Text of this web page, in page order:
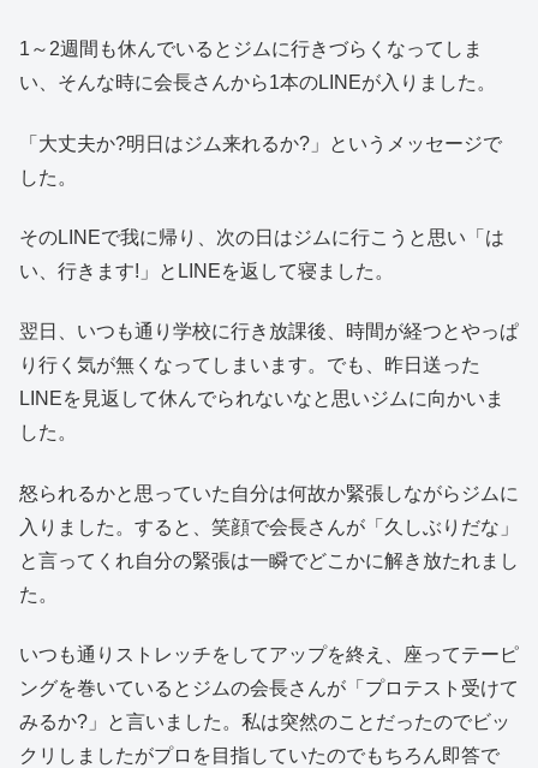
1～2週間も休んでいるとジムに行きづらくなってしま
い、そんな時に会長さんから1本のLINEが入りました。
「大丈夫か?明日はジム来れるか?」というメッセージで
した。
そのLINEで我に帰り、次の日はジムに行こうと思い「は
い、行きます!」とLINEを返して寝ました。
翌日、いつも通り学校に行き放課後、時間が経つとやっぱ
り行く気が無くなってしまいます。でも、昨日送った
LINEを見返して休んでられないなと思いジムに向かいま
した。
怒られるかと思っていた自分は何故か緊張しながらジムに
入りました。すると、笑顔で会長さんが「久しぶりだな」
と言ってくれ自分の緊張は一瞬でどこかに解き放たれまし
た。
いつも通りストレッチをしてアップを終え、座ってテーピ
ングを巻いているとジムの会長さんが「プロテスト受けて
みるか?」と言いました。私は突然のことだったのでビッ
クリしましたがプロを目指していたのでもちろん即答で